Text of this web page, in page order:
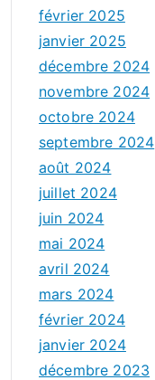
février 2025
janvier 2025
décembre 2024
novembre 2024
octobre 2024
septembre 2024
août 2024
juillet 2024
juin 2024
mai 2024
avril 2024
mars 2024
février 2024
janvier 2024
décembre 2023